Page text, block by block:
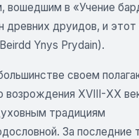
вошедшим в «Учение
древних друидов, и этот
Ynys Prydain).
своем
возрождения XVIII-ХХ
традициям
За последние